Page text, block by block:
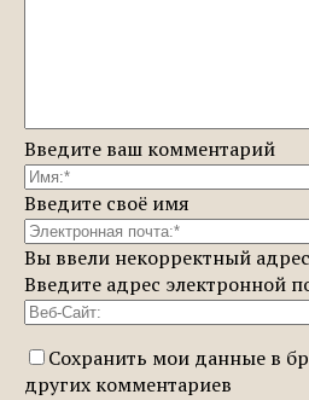
Введите ваш комментарий
Введите своё имя
Вы ввели некорректный
Введите адрес электронной
Сохранить мои данные в
других комментариев